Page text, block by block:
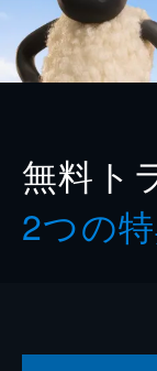
無料ト
2つの